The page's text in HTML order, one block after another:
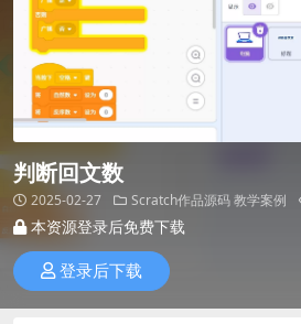
判断回文数
2025-02-27 Scratch作品源码教学案例
本资源登录后免费下载
登录后下载